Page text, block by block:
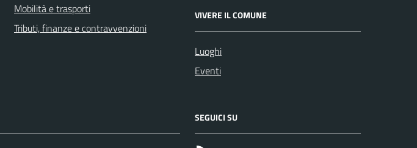
Mobilità e trasporti
Tributi, finanze e contravvenzioni
VIVERE IL COMUNE
Luoghi
Eventi
SEGUICI SU